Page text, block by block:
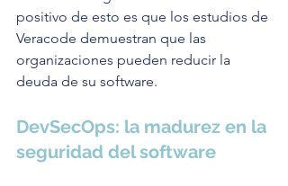
positivo de esto es que los estudios de
Veracode demuestran que las
organizaciones pueden reducir la
deuda de su software.
DevSecOps: la madurez en la
seguridad del software